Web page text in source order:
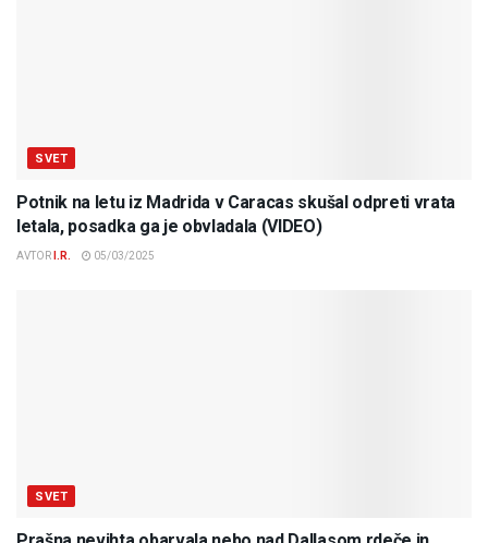
SVET
Potnik na letu iz Madrida v Caracas skušal odpreti vrata
letala, posadka ga je obvladala (VIDEO)
AVTOR I.R. 05/03/2025
SVET